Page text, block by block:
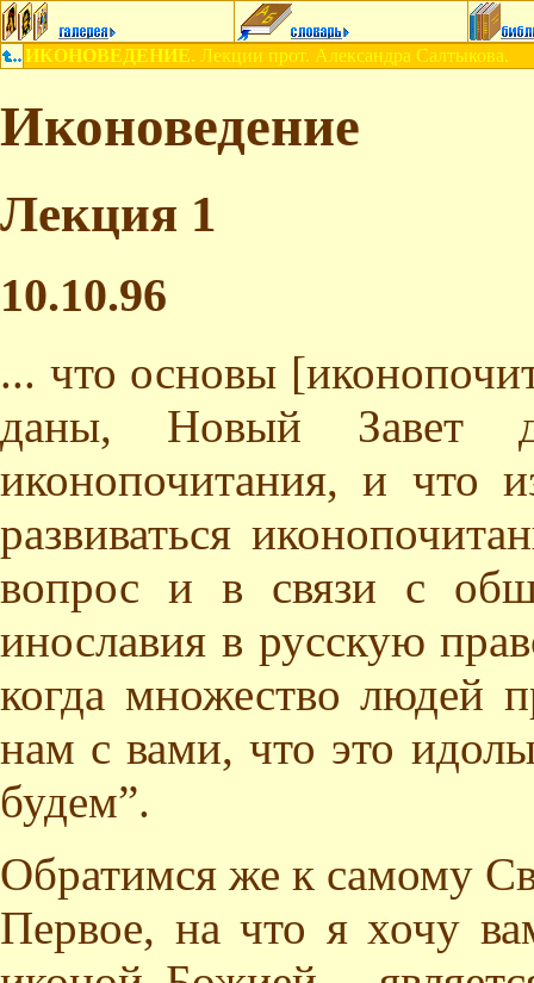
ИКОНОВЕДЕНИЕ. Лекции прот. Александра Салтыкова.
Иконоведение
Лекция 1
10.10.96
... что основы
даны, Новый Завет
иконопочитания, и что
развиваться
вопрос и в связи с
инославия в русскую
когда множество людей
нам с вами, что это
будем”.
Обратимся же к самому
Первое, на что я хочу